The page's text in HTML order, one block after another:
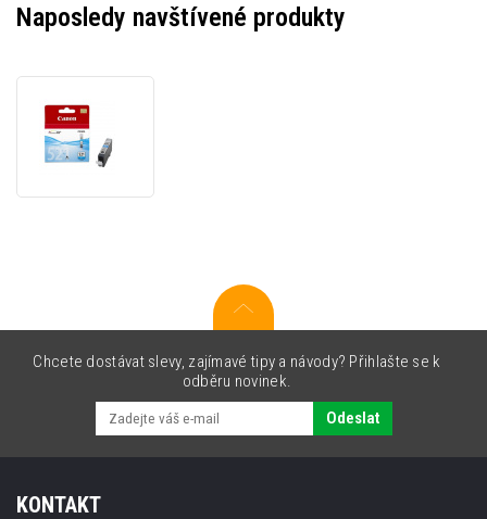
Naposledy navštívené produkty
azurová
Chcete dostávat slevy, zajímavé tipy a návody? Přihlašte se k
odběru novinek.
Odeslat
KONTAKT